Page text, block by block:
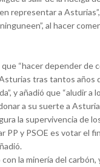
representar a
al hacer
“hacer depender de
tras tantos
y añadió que “aludir
a su suerte a
la supervivencia de
PP y PSOE es votar el
la minería del